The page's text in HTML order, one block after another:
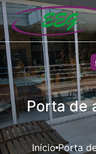
Porta de
Início Porta